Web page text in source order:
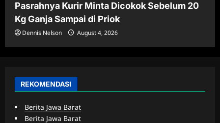
Pasrahnya Kurir Minta Dicokok Sebelum 20
Kg Ganja Sampai di Priok
Dennis Nelson August 4, 2026
REKOMENDASI
Berita Jawa Barat
Berita Jawa Barat